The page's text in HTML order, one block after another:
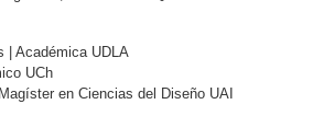
| Académica UDLA
UCh
en Ciencias del Diseño UAI